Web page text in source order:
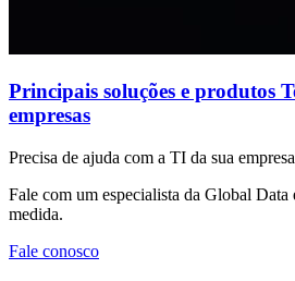
Principais soluções e produtos
empresas
Precisa de ajuda com a TI da sua
Fale com um especialista da Global Data
medida.
Fale conosco